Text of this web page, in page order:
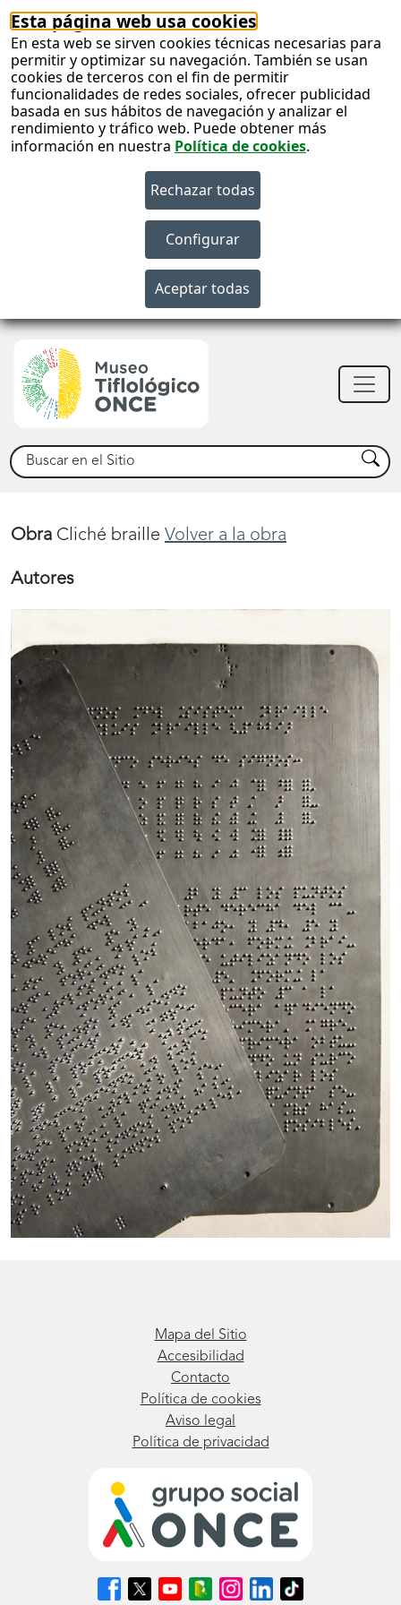
Esta página web usa cookies
En esta web se sirven cookies técnicas necesarias para
permitir y optimizar su navegación. También se usan
cookies de terceros con el fin de permitir
funcionalidades de redes sociales, ofrecer publicidad
basada en sus hábitos de navegación y analizar el
rendimiento y tráfico web. Puede obtener más
información en nuestra Política de cookies.
Buscar Buscar
Obra Cliché braille Volver a la obra
Autores
Mapa del Sitio
Accesibilidad
Contacto
Política de cookies
Aviso legal
Política de privacidad
Síguenos
en
Síguenos
en
Síguenos
en
Síguenos
en
Síguenos
en
Síguenos
en
Síguenos
en